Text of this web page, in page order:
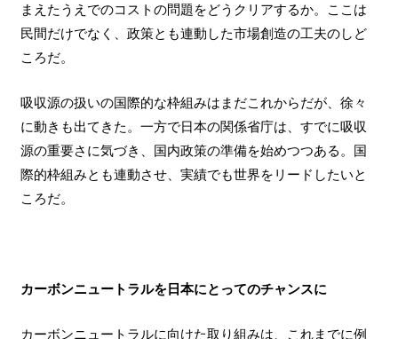
まえたうえでのコストの問題をどうクリアするか。ここは
民間だけでなく、政策とも連動した市場創造の工夫のしど
ころだ。
吸収源の扱いの国際的な枠組みはまだこれからだが、徐々
に動きも出てきた。一方で日本の関係省庁は、すでに吸収
源の重要さに気づき、国内政策の準備を始めつつある。国
際的枠組みとも連動させ、実績でも世界をリードしたいと
ころだ。
カーボンニュートラルを日本にとってのチャンスに
カーボンニュートラルに向けた取り組みは、これまでに例